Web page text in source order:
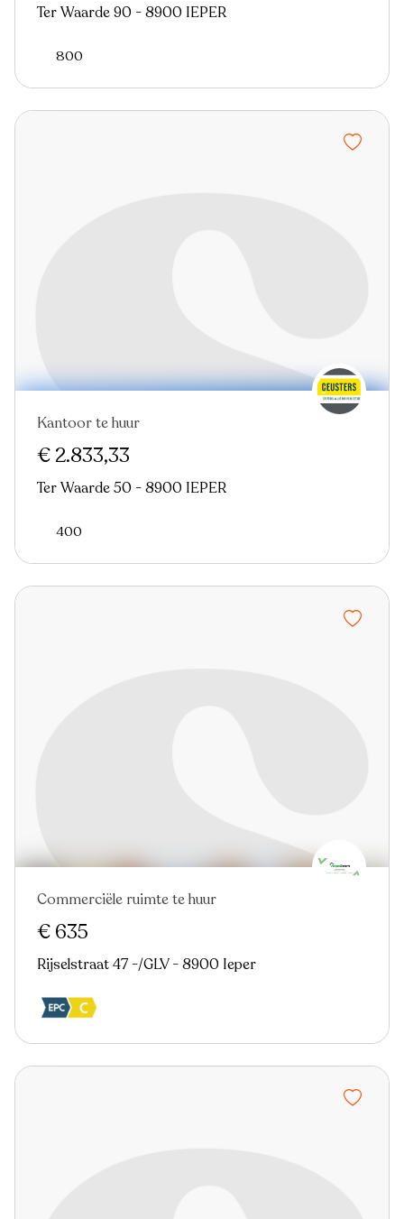
Ter Waarde 90 - 8900 IEPER
800
Kantoor te huur
€ 2.833,33
Ter Waarde 50 - 8900 IEPER
400
Commerciële ruimte te huur
€ 635
Rijselstraat 47 -/GLV - 8900 Ieper